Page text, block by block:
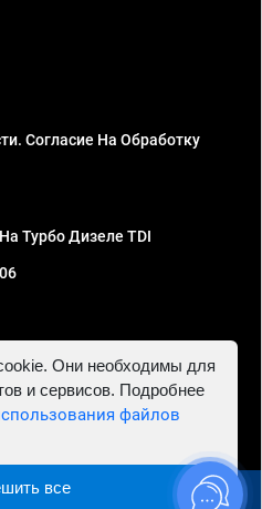
Согласие На Обработку
Турбо Дизеле TDI
ИНН 781302555843,
Москве и МО - Автосервис
Они необходимы для
и сервисов. Подробнее
файлов
все